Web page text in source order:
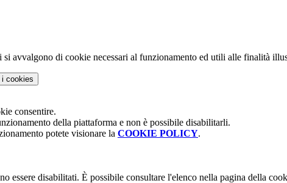
avvalgono di cookie necessari al funzionamento ed utili alle finalità
i cookies
consentire.
della piattaforma e non è possibile disabilitarli.
potete visionare la COOKIE POLICY.
essere disabilitati. È possibile consultare l'elenco nella pagina della